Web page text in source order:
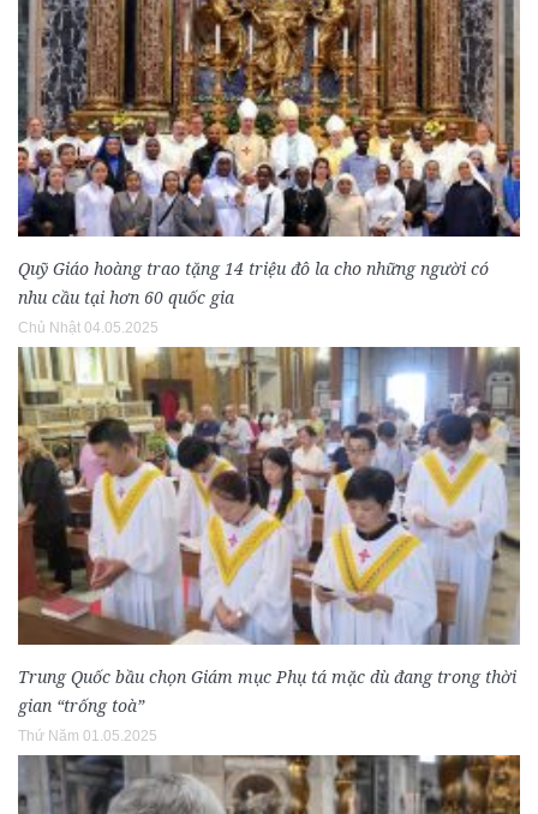
Quỹ Giáo hoàng trao tặng 14 triệu đô la cho những người có
nhu cầu tại hơn 60 quốc gia
Chủ Nhật 04.05.2025
Trung Quốc bầu chọn Giám mục Phụ tá mặc dù đang trong thời
gian “trống toà”
Thứ Năm 01.05.2025